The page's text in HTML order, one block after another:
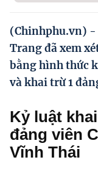
Hướng dẫn thực
Phát triển kinh tế
Ocop và chuỗi giá
Kinh tế tư nhân
Doanh nghiệp
(Chinhphu.vn) -
Trang đã xem
bằng hình thức
và khai trừ 1
Kỷ luật
đảng viên
Vĩnh Thái